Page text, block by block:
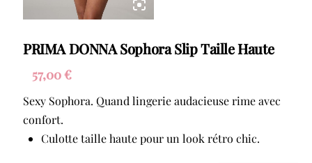
PRIMA DONNA Sophora Slip Taille Haute
57,00€
Sexy Sophora. Quand lingerie audacieuse rime avec
confort.
Culotte taille haute pour un look rétro chic.